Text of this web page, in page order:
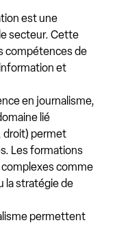
est une
secteur. Cette
compétences de
et
en journalisme,
lié
droit) permet
Les formations
comme
la stratégie de
permettent